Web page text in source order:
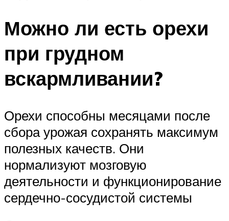
Можно ли есть орехи
при грудном
вскармливании?
Орехи способны месяцами после
сбора урожая сохранять максимум
полезных качеств. Они
нормализуют мозговую
деятельности и функционирование
сердечно-сосудистой системы